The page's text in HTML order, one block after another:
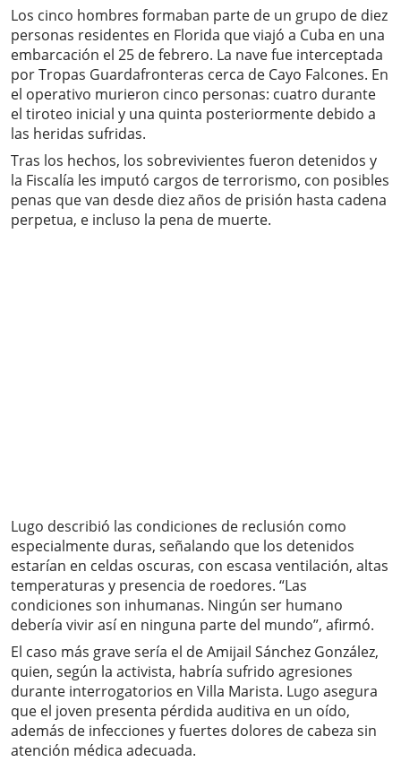
Los cinco hombres formaban parte de un grupo de diez
personas residentes en Florida que viajó a Cuba en una
embarcación el 25 de febrero. La nave fue interceptada
por Tropas Guardafronteras cerca de Cayo Falcones. En
el operativo murieron cinco personas: cuatro durante
el tiroteo inicial y una quinta posteriormente debido a
las heridas sufridas.
Tras los hechos, los sobrevivientes fueron detenidos y
la Fiscalía les imputó cargos de terrorismo, con posibles
penas que van desde diez años de prisión hasta cadena
perpetua, e incluso la pena de muerte.
Lugo describió las condiciones de reclusión como
especialmente duras, señalando que los detenidos
estarían en celdas oscuras, con escasa ventilación, altas
temperaturas y presencia de roedores. “Las
condiciones son inhumanas. Ningún ser humano
debería vivir así en ninguna parte del mundo”, afirmó.
El caso más grave sería el de Amijail Sánchez González,
quien, según la activista, habría sufrido agresiones
durante interrogatorios en Villa Marista. Lugo asegura
que el joven presenta pérdida auditiva en un oído,
además de infecciones y fuertes dolores de cabeza sin
atención médica adecuada.